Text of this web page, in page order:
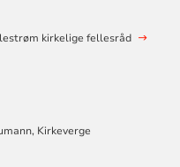
kirkelige fellesråd
Kirkeverge